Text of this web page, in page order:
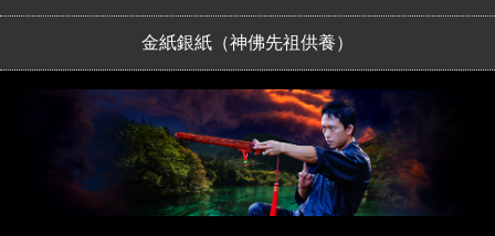
金紙銀紙（神佛先祖供養）